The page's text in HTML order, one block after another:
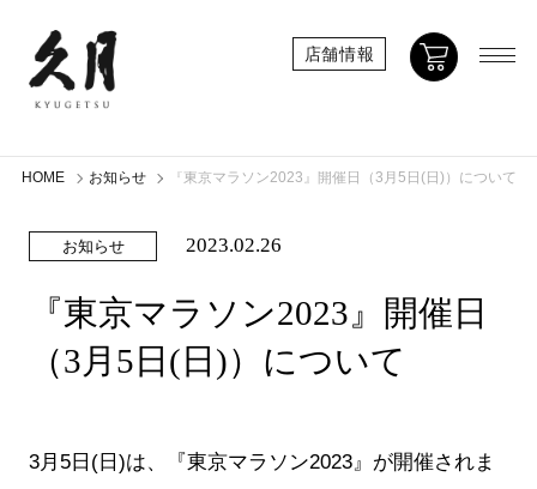
店舗情報
HOME お知らせ 『東京マラソン2023』開催日（3月5日(日)）について
お知らせ 2023.02.26
『東京マラソン2023』開催日
（3月5日(日)）について
3月5日(日)は、『東京マラソン2023』が開催されま